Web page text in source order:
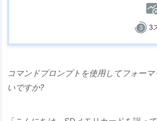
3
コマンドプロンプトを使用してフォー
いですか?